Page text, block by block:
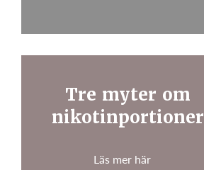
Tre myter om
nikotinportioner
Läs mer här